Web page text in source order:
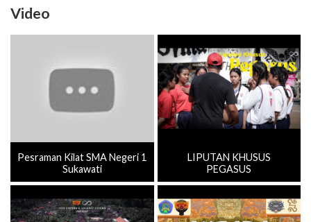
Video
Pesraman Kilat SMA Negeri 1
Sukawati
LIPUTAN KHUSUS
PEGASUS